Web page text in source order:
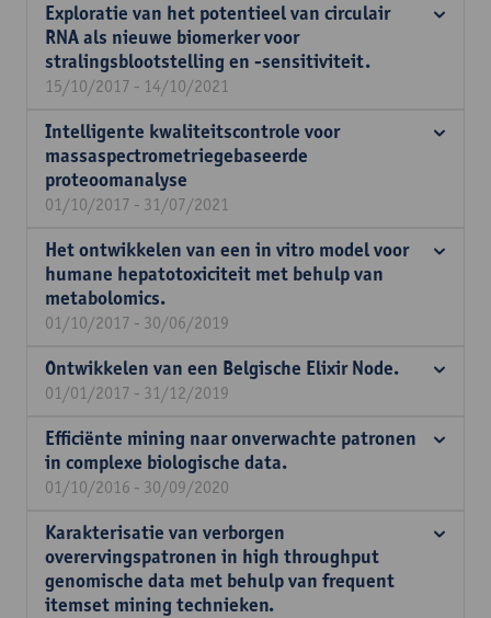
Exploratie van het potentieel van circulair
RNA als nieuwe biomerker voor
stralingsblootstelling en -sensitiviteit.
15/10/2017 - 14/10/2021
Intelligente kwaliteitscontrole voor
massaspectrometriegebaseerde
proteoomanalyse
01/10/2017 - 31/07/2021
Het ontwikkelen van een in vitro model voor
humane hepatotoxiciteit met behulp van
metabolomics.
01/10/2017 - 30/06/2019
Ontwikkelen van een Belgische Elixir Node.
01/01/2017 - 31/12/2019
Efficiënte mining naar onverwachte patronen
in complexe biologische data.
01/10/2016 - 30/09/2020
Karakterisatie van verborgen
overervingspatronen in high throughput
genomische data met behulp van frequent
itemset mining technieken.